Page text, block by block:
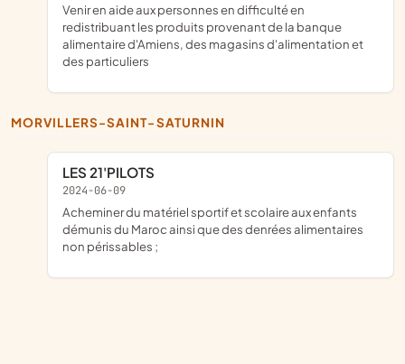
venir en aide aux personnes en difficulté en
redistribuant les produits provenant de la banque
alimentaire d'Amiens, des magasins d'alimentation et
des particuliers
MORVILLERS-SAINT-SATURNIN
LES 21'PILOTS
2024-06-09
acheminer du matériel sportif et scolaire aux enfants
démunis du Maroc ainsi que des denrées alimentaires
non périssables ;